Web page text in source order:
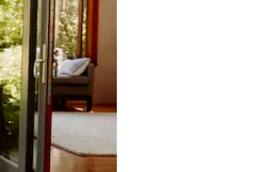
с докосване или плъзгане.